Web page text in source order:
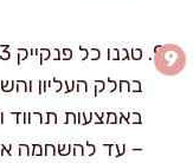
בחלק העליון
– עד להשחמה